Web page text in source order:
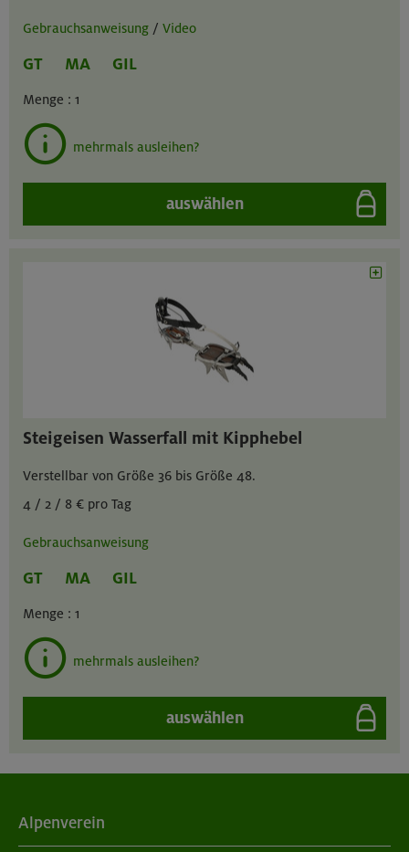
Gebrauchsanweisung / Video
GT MA GIL
Menge : 1
mehrmals ausleihen?
auswählen
Steigeisen Wasserfall mit Kipphebel
Verstellbar von Größe 36 bis Größe 48.
4 / 2 / 8 € pro Tag
Gebrauchsanweisung
GT MA GIL
Menge : 1
mehrmals ausleihen?
auswählen
Alpenverein